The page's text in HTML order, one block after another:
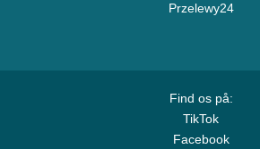
Przelewy24
Find os på:
TikTok
Facebook